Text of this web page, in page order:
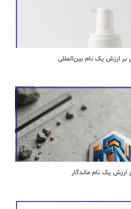
بر ارزش یک نام بین‌المللی
ارزش یک نام ماندگار